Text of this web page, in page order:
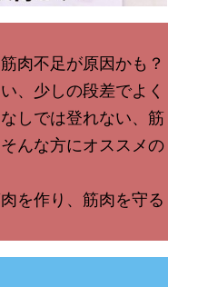
筋肉不足が原因かも？
、少しの段差でよく
しでは登れない、筋
んな方にオススメの
を作り、筋肉を守る